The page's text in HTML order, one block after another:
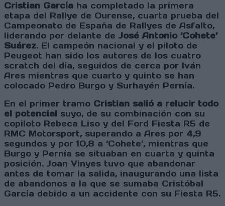
Cristian García ha completado la primera
etapa del Rallye de Ourense, cuarta prueba del
Campeonato de España de Rallyes de Asfalto,
liderando por delante de José Antonio ‘Cohete’
Suárez. El campeón nacional y el piloto de
Peugeot han sido los autores de los cuatro
scratch del día, seguidos de cerca por Iván
Ares mientras que cuarto y quinto se han
colocado Pedro Burgo y Surhayén Pernía.
En el primer tramo Cristian salió a relucir todo
el potencial suyo, de su combinación con su
copiloto Rebeca Liso y del Ford Fiesta R5 de
RMC Motorsport, superando a Ares por 4,9
segundos y por 10,8 a ‘Cohete’, mientras que
Burgo y Pernía se situaban en cuarta y quinta
posición. Joan Vinyes tuvo que abandonar
antes de tomar la salida, inaugurando una lista
de abandonos a la que se sumaba Cristóbal
García debido a un accidente con su Fiesta R5.